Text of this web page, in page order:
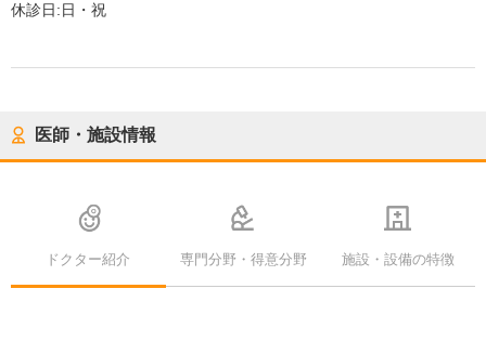
休診日:日・祝
医師・施設情報
ドクター紹介 専門分野・得意分野 施設・設備の特徴